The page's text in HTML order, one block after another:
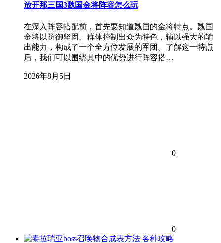
放开那三国3魏国金将阵容怎么玩
在深入阵容搭配前，首先要知道魏国的金将特点。魏国
金将以防御坚固、群体控制出众为特色，辅以强大的输
出能力，构成了一个全方位发展的军团。了解这一特点
后，我们可以围绕其中的优势进行阵容搭…
2026年8月5日
0
0
各种攻略